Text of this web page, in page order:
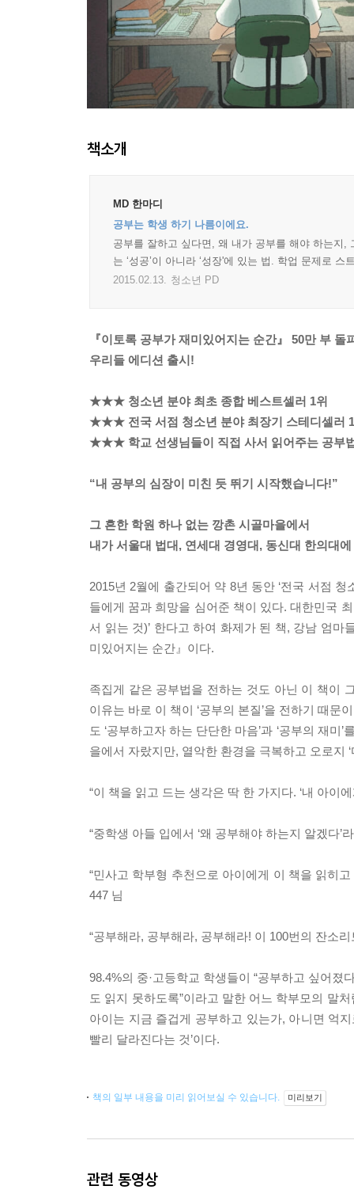
책소개
MD 한마디
공부는 학생 하기 나름이에요.
공부를 잘하고 싶다면, 왜 내가 공부를 해야 하는지
는 ‘성공’이 아니라 ‘성장'에 있는 법. 학업 문제로
2015.02.13. 청소년 PD
『이토록 공부가 재미있어지는 순간』 50만 부 돌
우리들 에디션 출시!
★★★ 청소년 분야 최초 종합 베스트셀러 1위
★★★ 전국 서점 청소년 분야 최장기 스테디셀러
★★★ 학교 선생님들이 직접 사서 읽어주는 공부
“내 공부의 심장이 미친 듯 뛰기 시작했습니다!”
그 흔한 학원 하나 없는 깡촌 시골마을에서
내가 서울대 법대, 연세대 경영대, 동신대 한의대
2015년 2월에 출간되어 약 8년 동안 ‘전국 서점
들에게 꿈과 희망을 심어준 책이 있다. 대한민국
서 읽는 것)’ 한다고 하여 화제가 된 책, 강남 엄
미있어지는 순간』이다.
족집게 같은 공부법을 전하는 것도 아닌 이 책이
이유는 바로 이 책이 ‘공부의 본질’을 전하기 때
도 ‘공부하고자 하는 단단한 마음’과 ‘공부의 재
을에서 자랐지만, 열악한 환경을 극복하고 오로지
“이 책을 읽고 드는 생각은 딱 한 가지다. ‘내 아이
“중학생 아들 입에서 ‘왜 공부해야 하는지 알겠다
“민사고 학부형 추천으로 아이에게 이 책을 읽히
447 님
“공부해라, 공부해라, 공부해라! 이 100번의 잔소
98.4%의 중·고등학교 학생들이 “공부하고 싶어
도 읽지 못하도록”이라고 말한 어느 학부모의 말
아이는 지금 즐겁게 공부하고 있는가, 아니면 억
빨리 달라진다는 것’이다.
책의 일부 내용을 미리 읽어보실 수 있습니다. 미리보기
관련 동영상